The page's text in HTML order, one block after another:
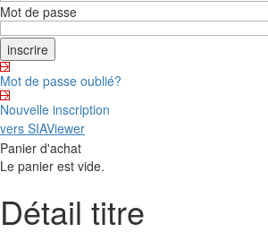
Mot de passe
Mot de passe oublié?
Nouvelle inscription
vers SIAViewer
Panier d'achat
Le panier est vide.
Détail titre